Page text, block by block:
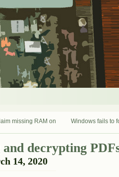
missing RAM on
Windows fails to
decrypting
14, 2020